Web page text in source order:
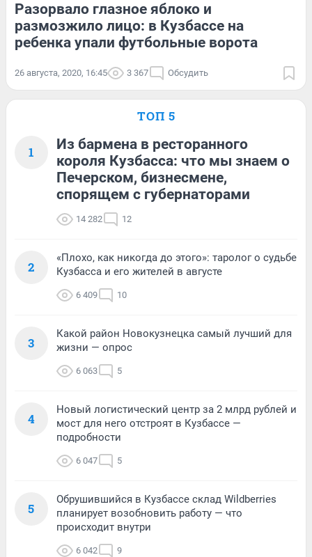
Разорвало глазное яблоко и
размозжило лицо: в Кузбассе на
ребенка упали футбольные ворота
26 августа, 2020, 16:45 3 367 Обсудить
ТОП 5
1
Из бармена в ресторанного
короля Кузбасса: что мы знаем о
Печерском, бизнесмене,
спорящем с губернаторами
14 282 12
2
«Плохо, как никогда до этого»: таролог о судьбе
Кузбасса и его жителей в августе
6 409 10
3
Какой район Новокузнецка самый лучший для
жизни — опрос
6 063 5
4
Новый логистический центр за 2 млрд рублей и
мост для него отстроят в Кузбассе —
подробности
6 047 5
5
Обрушившийся в Кузбассе склад Wildberries
планирует возобновить работу — что
происходит внутри
6 042 9